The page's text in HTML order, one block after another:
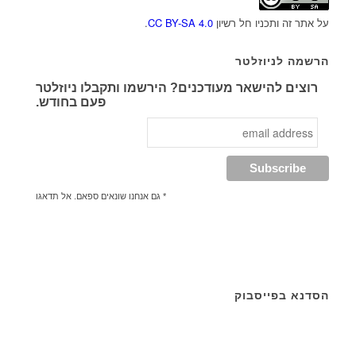
על אתר זה ותכניו חל רשיון CC BY-SA 4.0
.
הרשמה לניוזלטר
רוצים להישאר מעודכנים? הירשמו ותקבלו ניוזלטר
פעם בחודש.
* גם אנחנו שונאים ספאם. אל תדאגו
הסדנא בפייסבוק